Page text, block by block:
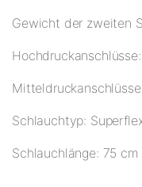
Gewicht der zweiten
Schlauchtyp:
Schlauchlänge: 75 cm